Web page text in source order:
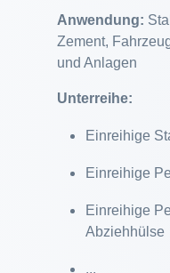
Anwendung:
Zement,
und Anlagen
Unterreihe:
Einreihige
Einreihige
Einreihige
Abziehhülse
...